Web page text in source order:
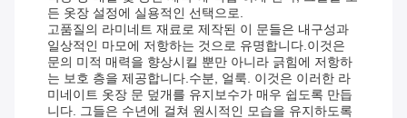
든 옷장 설정에 실용적인 선택으로.
고품질의 라미네트 재료로 제작된 이 문들은 내구성과
일상적인 마모에 저항하는 것으로 유명합니다.이것은
문의 미적 매력을 향상시킬 뿐만 아니라 긁힘에 저항하
는 보호 층을 제공합니다.수분, 얼룩. 이것은 이러한 라
미네이트 옷장 문 덮개를 유지보수가 매우 쉽도록 만듭
니다. 그들은 수년에 걸쳐 원시적인 모습을 유지하도록